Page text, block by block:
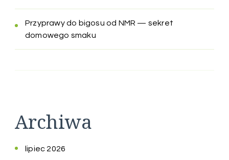
Przyprawy do bigosu od NMR — sekret
domowego smaku
Archiwa
lipiec 2026